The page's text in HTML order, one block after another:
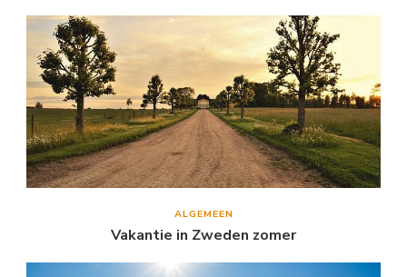
ALGEMEEN
Vakantie in Zweden zomer